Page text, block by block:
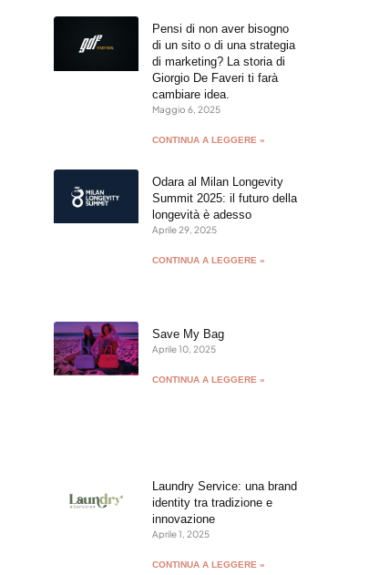
Pensi di non aver bisogno
di un sito o di una strategia
di marketing? La storia di
Giorgio De Faveri ti farà
cambiare idea.
Maggio 6, 2025
CONTINUA A LEGGERE »
Odara al Milan Longevity
Summit 2025: il futuro della
longevità è adesso
Aprile 29, 2025
CONTINUA A LEGGERE »
Save My Bag
Aprile 10, 2025
CONTINUA A LEGGERE »
Laundry Service: una brand
identity tra tradizione e
innovazione
Aprile 1, 2025
CONTINUA A LEGGERE »